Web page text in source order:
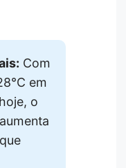
Com
em
o